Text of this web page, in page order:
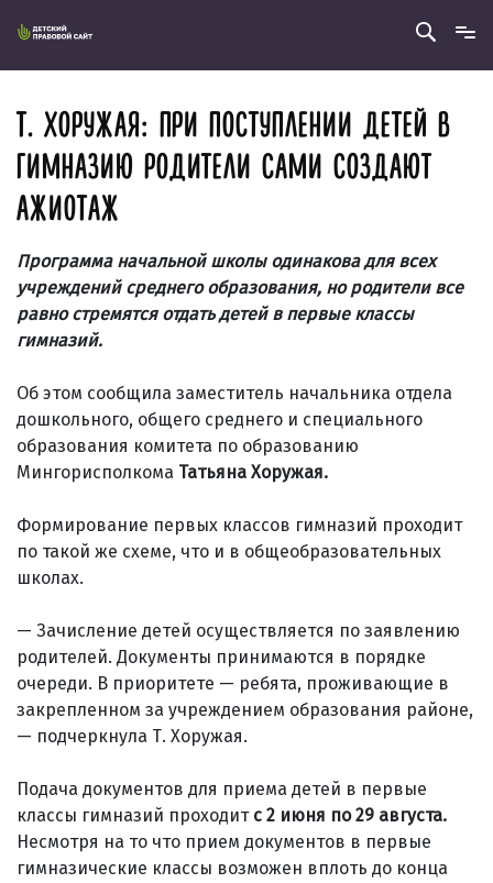
Т. ХОРУЖАЯ: ПРИ ПОСТУПЛЕНИИ ДЕТЕЙ В
ГИМНАЗИЮ РОДИТЕЛИ САМИ СОЗДАЮТ
АЖИОТАЖ
Программа начальной школы одинакова для всех
учреждений среднего образования, но родители все
равно стремятся отдать детей в первые классы
гимназий.
Об этом сообщила заместитель начальника отдела
дошкольного, общего среднего и специального
образования комитета по образованию
Мингорисполкома Татьяна Хоружая.
Формирование первых классов гимназий проходит
по такой же схеме, что и в общеобразовательных
школах.
— Зачисление детей осуществляется по заявлению
родителей. Документы принимаются в порядке
очереди. В приоритете — ребята, проживающие в
закрепленном за учреждением образования районе,
— подчеркнула Т. Хоружая.
Подача документов для приема детей в первые
классы гимназий проходит с 2 июня по 29 августа.
Несмотря на то что прием документов в первые
гимназические классы возможен вплоть до конца